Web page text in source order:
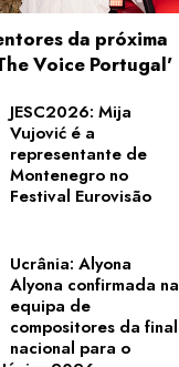
da próxima
Voice Portugal'
JESC2026: Mija
Vujović é a
representante de
Montenegro no
Festival Eurovisão
Ucrânia: Alyona
Alyona confirmada na
equipa de
compositores da final
nacional para o